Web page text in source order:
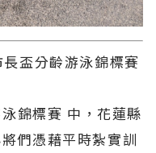
盃分齡游泳錦標賽
錦標賽 中，花蓮縣
們憑藉平時紮實訓